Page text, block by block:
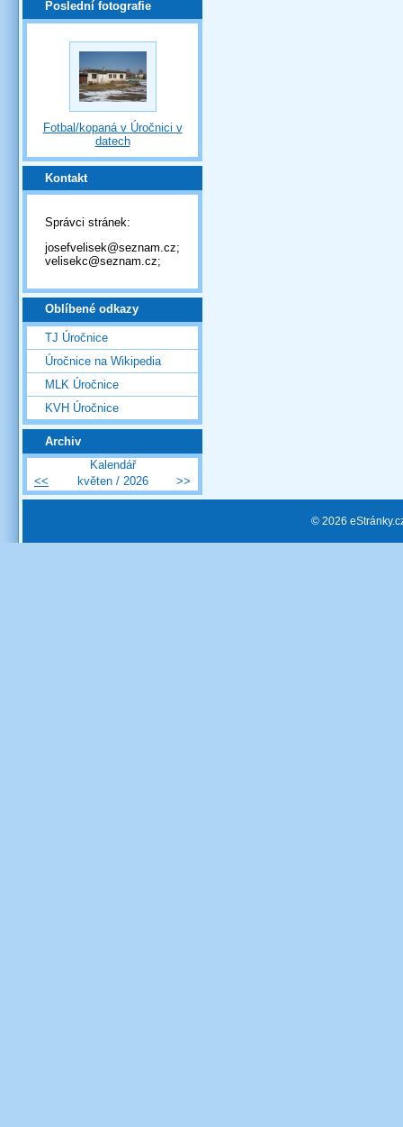
Poslední fotografie
Fotbal/kopaná v Úročnici v
datech
Kontakt
Správci stránek:
josefvelisek@seznam.cz;
velisekc@seznam.cz;
Oblíbené odkazy
TJ Úročnice
Úročnice na Wikipedia
MLK Úročnice
KVH Úročnice
Archiv
Kalendář
<<
květen / 2026 >>
© 2026